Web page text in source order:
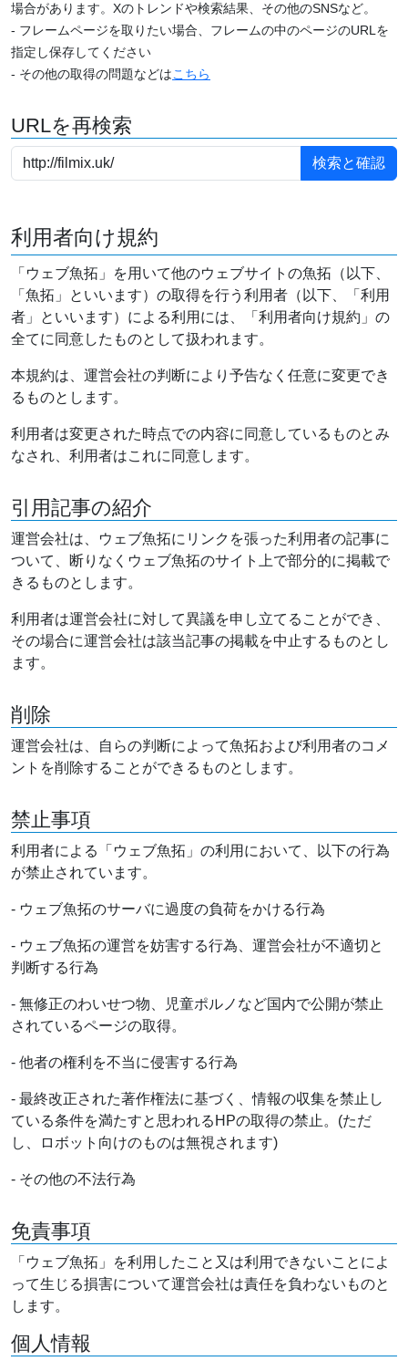
場合があります。Xのトレンドや検索結果、その他のSNSなど。
- フレームページを取りたい場合、フレームの中のページのURLを
指定し保存してください
- その他の取得の問題などはこちら
URLを再検索
利用者向け規約
「ウェブ魚拓」を用いて他のウェブサイトの魚拓（以下、
「魚拓」といいます）の取得を行う利用者（以下、「利用
者」といいます）による利用には、「利用者向け規約」の
全てに同意したものとして扱われます。
本規約は、運営会社の判断により予告なく任意に変更でき
るものとします。
利用者は変更された時点での内容に同意しているものとみ
なされ、利用者はこれに同意します。
引用記事の紹介
運営会社は、ウェブ魚拓にリンクを張った利用者の記事に
ついて、断りなくウェブ魚拓のサイト上で部分的に掲載で
きるものとします。
利用者は運営会社に対して異議を申し立てることができ、
その場合に運営会社は該当記事の掲載を中止するものとし
ます。
削除
運営会社は、自らの判断によって魚拓および利用者のコメ
ントを削除することができるものとします。
禁止事項
利用者による「ウェブ魚拓」の利用において、以下の行為
が禁止されています。
- ウェブ魚拓のサーバに過度の負荷をかける行為
- ウェブ魚拓の運営を妨害する行為、運営会社が不適切と
判断する行為
- 無修正のわいせつ物、児童ポルノなど国内で公開が禁止
されているページの取得。
- 他者の権利を不当に侵害する行為
- 最終改正された著作権法に基づく、情報の収集を禁止し
ている条件を満たすと思われるHPの取得の禁止。(ただ
し、ロボット向けのものは無視されます)
- その他の不法行為
免責事項
「ウェブ魚拓」を利用したこと又は利用できないことによ
って生じる損害について運営会社は責任を負わないものと
します。
個人情報